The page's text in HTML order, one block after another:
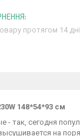
протягом 14
148*54*93 см
так, сегодня
на